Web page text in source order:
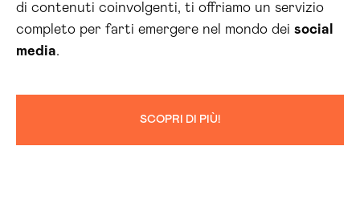
di contenuti coinvolgenti, ti offriamo un servizio
completo per farti emergere nel mondo dei social
media.
SCOPRI DI PIÙ!